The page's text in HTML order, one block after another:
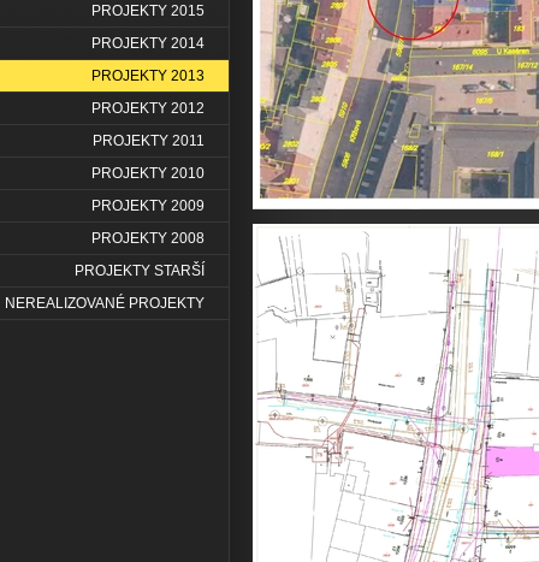
PROJEKTY 2015
PROJEKTY 2014
PROJEKTY 2013
PROJEKTY 2012
PROJEKTY 2011
PROJEKTY 2010
PROJEKTY 2009
PROJEKTY 2008
PROJEKTY STARŠÍ
NEREALIZOVANÉ PROJEKTY